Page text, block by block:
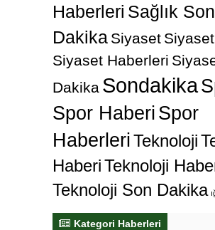
Haberleri Sağlık Son
Dakika Siyaset
Siyaset Haberleri
Dakika Sondakika
Spor Haberi Spor
HaberleriTeknoloji
HaberiTeknoloji
Teknoloji Son Dakika
Kategori Haberleri